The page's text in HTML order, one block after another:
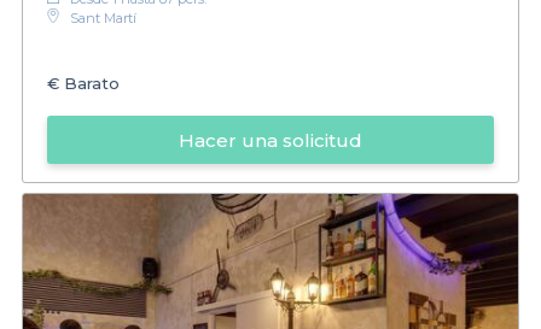
Sant Martí
€ Barato
Hacer una solicitud